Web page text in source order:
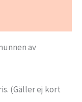
av
(Gäller ej kort